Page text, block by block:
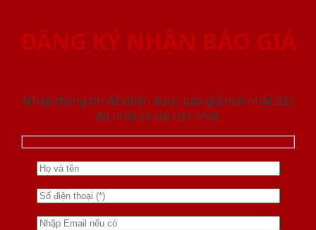
ĐĂNG KÝ NHẬN BÁO GIÁ
Nhập thông tin để nhận được báo giá mới nhât đầy
đủ nhất và chi tiết nhất.